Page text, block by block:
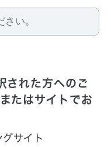
れた方へのご
たはサイトでお
サイト